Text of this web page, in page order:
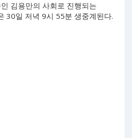
김용만의 사회로 진행되는
30일 저녁 9시 55분 생중계된다.